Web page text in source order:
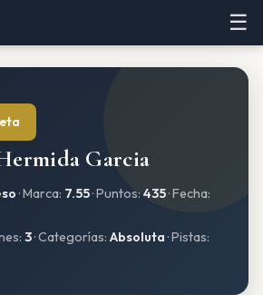
☰
Garcia
· Marca: 7.55· Puntos: 435· Fecha:
3· Categorías: Absoluta · Pistas: